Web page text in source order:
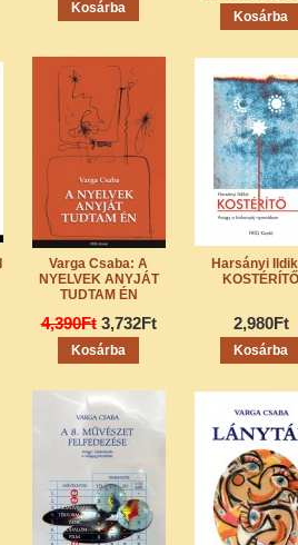
Varga Csaba: A
NYELVEK ANYJÁT
TUDTAM ÉN
4,390Ft 3,732Ft
Harsányi
KOSTÉRÍTŐ
2,980Ft